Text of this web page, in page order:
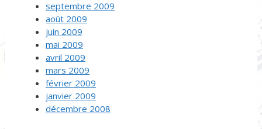
septembre 2009
août 2009
juin 2009
mai 2009
avril 2009
mars 2009
février 2009
janvier 2009
décembre 2008